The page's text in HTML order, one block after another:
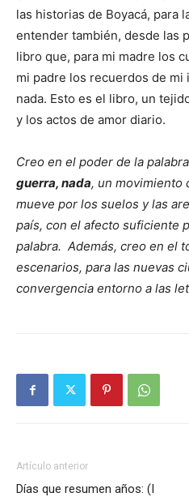
las historias de Boyacá, para
entender también, desde las
libro que, para mi madre los
mi padre los recuerdos de mi
nada. Esto es el libro, un
y los actos de amor diario.
Creo en el poder de la
guerra, nada, un movimiento
mueve por los suelos y las
país, con el afecto suficiente
palabra. Además, creo en el
escenarios, para las nuevas
convergencia entorno a las
Artículo anterior
Días que resumen años: (I